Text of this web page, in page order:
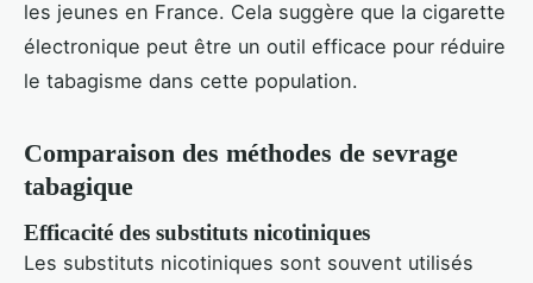
les jeunes en France. Cela suggère que la cigarette
électronique peut être un outil efficace pour réduire
le tabagisme dans cette population.
Comparaison des méthodes de sevrage
tabagique
Efficacité des substituts nicotiniques
Les substituts nicotiniques sont souvent utilisés